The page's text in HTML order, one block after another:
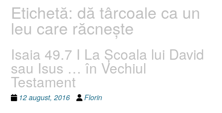
Etichetă: dă târcoale ca un
leu care răcneşte
Isaia 49.7 I La Şcoala lui David
sau Isus … în Vechiul
Testament
12 august, 2016 Florin